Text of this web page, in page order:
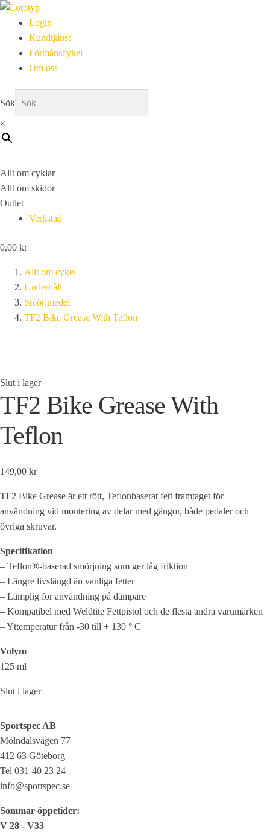
Login
Kundtjänst
Förmånscykel
Om oss
Sök
×
Allt om cyklar
Allt om skidor
Outlet
Verkstad
0,00 kr
Allt om cykel
Underhåll
Smörjmedel
TF2 Bike Grease With Teflon
Slut i lager
TF2 Bike Grease With
Teflon
149,00 kr
TF2 Bike Grease är ett rött, Teflonbaserat fett framtaget för
användning vid montering av delar med gängor, både pedaler och
övriga skruvar.
Specifikation
– Teflon®-baserad smörjning som ger låg friktion
– Längre livslängd än vanliga fetter
– Lämplig för användning på dämpare
– Kompatibel med Weldtite Fettpistol och de flesta andra varumärken
– Yttemperatur från -30 till + 130 ° C
Volym
125 ml
Slut i lager
Sportspec AB
Mölndalsvägen 77
412 63 Göteborg
Tel 031-40 23 24
info@sportspec.se
Sommar öppetider:
V 28 - V33